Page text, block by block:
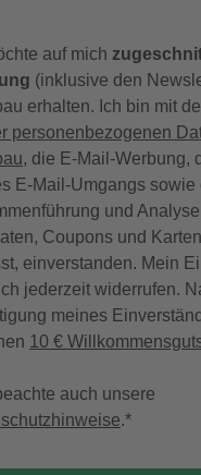
auf mich
(inklusive den
erhalten. Ich bin mit
personenbezogenen
, die E-Mail-Werbung,
E-Mail-Umgangs sowie
und
Coupons und
einverstanden. Mein
jederzeit widerrufen.
meines
10 €
auch unsere
.